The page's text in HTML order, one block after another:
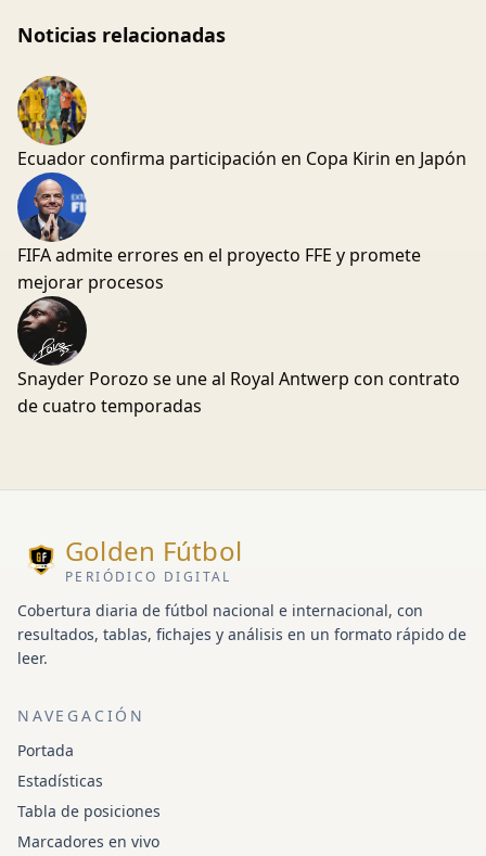
Noticias relacionadas
Ecuador confirma participación en Copa Kirin en Japón
FIFA admite errores en el proyecto FFE y promete
mejorar procesos
Snayder Porozo se une al Royal Antwerp con contrato
de cuatro temporadas
Golden Fútbol
PERIÓDICO DIGITAL
Cobertura diaria de fútbol nacional e internacional, con
resultados, tablas, fichajes y análisis en un formato rápido de
leer.
NAVEGACIÓN
Portada
Estadísticas
Tabla de posiciones
Marcadores en vivo